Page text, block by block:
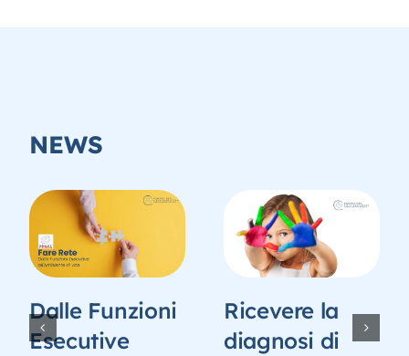
NEWS
Dalle Funzioni
Esecutive
Ricevere la
diagnosi di